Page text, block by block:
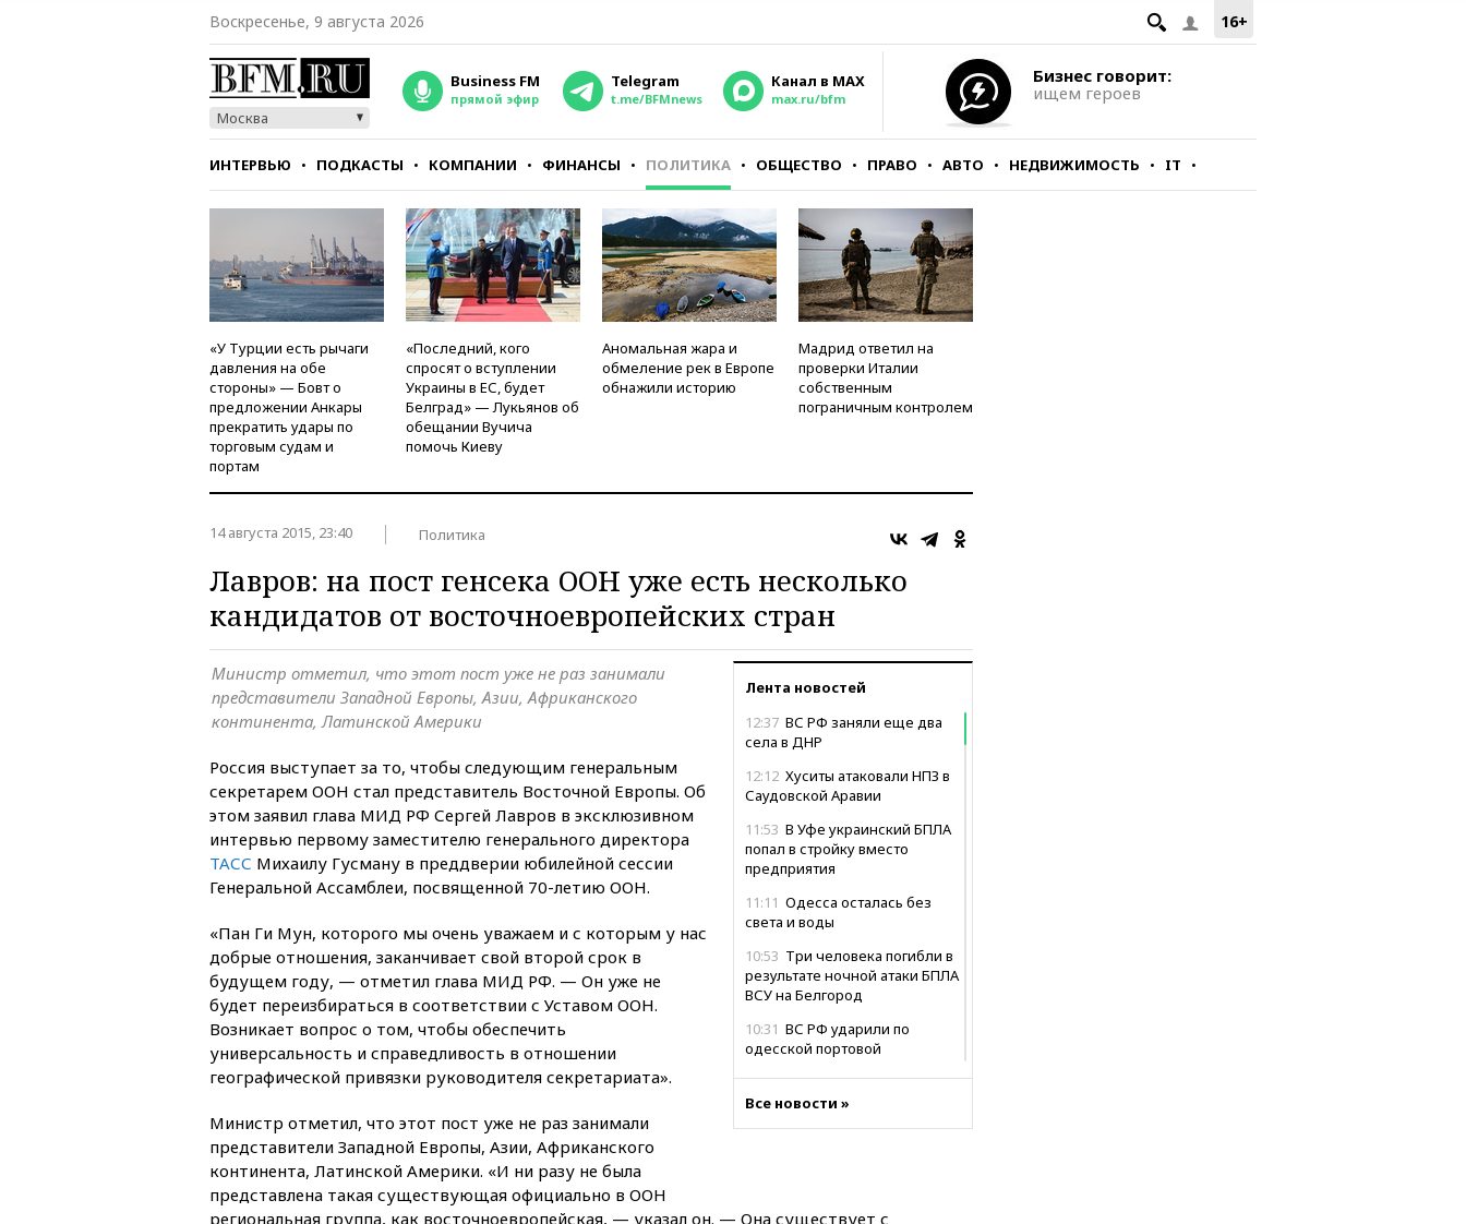
16+
Воскресенье, 9 августа 2026
Москва
Business FM
прямой эфир
Telegram
t.me/BFMnews
Канал в MAX
max.ru/bfm
Бизнес говорит:
ищем героев
ИНТЕРВЬЮ ПОДКАСТЫ КОМПАНИИ ФИНАНСЫ ПОЛИТИКА ОБЩЕСТВО ПРАВО АВТО НЕДВИЖИМОСТЬ IT
СТИЛЬ ТЕСТЫ
«У Турции есть рычаги
давления на обе
стороны» — Бовт о
предложении Анкары
прекратить удары по
торговым судам и
портам
«Последний, кого
спросят о вступлении
Украины в ЕС, будет
Белград» — Лукьянов об
обещании Вучича
помочь Киеву
Аномальная жара и
обмеление рек в Европе
обнажили историю
Мадрид ответил на
проверки Италии
собственным
пограничным контролем
14 августа 2015, 23:40 Политика
Лавров: на пост генсека ООН уже есть несколько
кандидатов от восточноевропейских стран
Лента новостей
12:37 ВС РФ заняли еще два
села в ДНР
12:12 Хуситы атаковали НПЗ в
Саудовской Аравии
11:53 В Уфе украинский БПЛА
попал в стройку вместо
предприятия
11:11 Одесса осталась без
света и воды
10:53 Три человека погибли в
результате ночной атаки БПЛА
ВСУ на Белгород
10:31 ВС РФ ударили по
одесской портовой
10:10 Премьер Японии снова
Все новости »
Министр отметил, что этот пост уже не раз занимали
представители Западной Европы, Азии, Африканского
континента, Латинской Америки
Россия выступает за то, чтобы следующим генеральным
секретарем ООН стал представитель Восточной Европы. Об
этом заявил глава МИД РФ Сергей Лавров в эксклюзивном
интервью первому заместителю генерального директора
ТАСС Михаилу Гусману в преддверии юбилейной сессии
Генеральной Ассамблеи, посвященной 70-летию ООН.
«Пан Ги Мун, которого мы очень уважаем и с которым у нас
добрые отношения, заканчивает свой второй срок в
будущем году, — отметил глава МИД РФ. — Он уже не
будет переизбираться в соответствии с Уставом ООН.
Возникает вопрос о том, чтобы обеспечить
универсальность и справедливость в отношении
географической привязки руководителя секретариата».
Министр отметил, что этот пост уже не раз занимали
представители Западной Европы, Азии, Африканского
континента, Латинской Америки. «И ни разу не была
представлена такая существующая официально в ООН
региональная группа, как восточноевропейская, — указал он. — Она существует с